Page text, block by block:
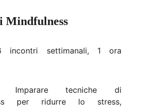
Mindfulness
settimanali, 1 ora
Imparare tecniche di
per ridurre lo stress,